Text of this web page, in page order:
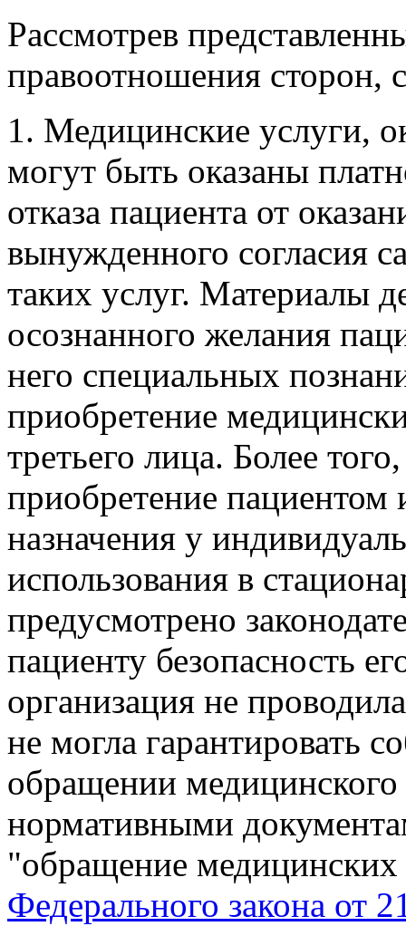
Рассмотрев
правоотношения сторон,
1. Медицинские услуги,
могут быть оказаны
отказа пациента от
вынужденного согласия
таких услуг. Материалы
осознанного желания
него специальных
приобретение
третьего лица. Более
приобретение пациентом
назначения у
использования в
предусмотрено
пациенту безопасность
организация не
не могла гарантировать
обращении медицинского
нормативными
"обращение медицинских
Федерального закона от